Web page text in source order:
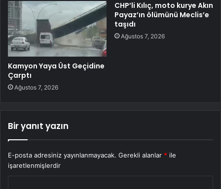
Kamyon Yaya Üst Geçidine
Çarptı
Ağustos 7, 2026
CHP’li Kılıç, moto kurye Akın
Payaz’ın ölümünü Meclis’e
taşıdı
Ağustos 7, 2026
Bir yanıt yazın
E-posta adresiniz yayınlanmayacak. Gerekli alanlar * ile
işaretlenmişlerdir